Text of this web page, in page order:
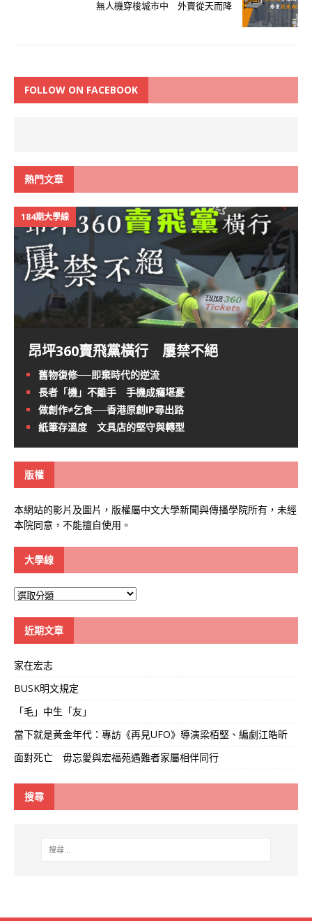
無人機穿梭城市中 外賣從天而降
FOLLOW ON FACEBOOK
熱門文章
184期大學線
昂坪360賣飛黨橫行 屢禁不絕
舊物復修──即棄時代的逆流
長者「機」不離手 手機成癮堪憂
做創作≠乞食──香港原創IP尋出路
紙筆存溫度 文具店的堅守與轉型
版權
本網站的影片及圖片，版權屬中文大學新聞與傳播學院所有，未經
本院同意，不能擅自使用。
大學線
大
近期文章
家在宏志
BUSK明文規定
「毛」中生「友」
當下就是黃金年代：專訪《再見UFO》導演梁栢堅、編劇江皓昕
面對死亡 毋忘愛與宏福苑遇難者家屬相伴同行
搜尋